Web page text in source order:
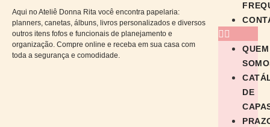
Aqui no Ateliê Donna Rita você encontra papelaria:
planners, canetas, álbuns, livros personalizados e diversos
outros itens fofos e funcionais de planejamento e
organização. Compre online e receba em sua casa com
toda a segurança e comodidade.
QUEM
DE